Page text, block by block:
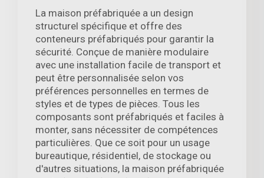
La maison préfabriquée a un design
structurel spécifique et offre des
conteneurs préfabriqués pour garantir la
sécurité. Conçue de manière modulaire
avec une installation facile de transport et
peut être personnalisée selon vos
préférences personnelles en termes de
styles et de types de pièces. Tous les
composants sont préfabriqués et faciles à
monter, sans nécessiter de compétences
particulières. Que ce soit pour un usage
bureautique, résidentiel, de stockage ou
d'autres situations, la maison préfabriquée